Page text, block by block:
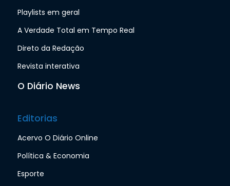
Playlists em geral
A Verdade Total em Tempo Real
Direto da Redação
Revista interativa
O Diário News
Editorias
Acervo O Diário Online
Política & Economia
Esporte